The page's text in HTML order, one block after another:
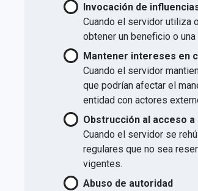
Invocación de
Cuando el servidor utiliza
obtener un beneficio o una
Mantener intereses en
Cuando el servidor
que podrían afectar el
entidad con actores
Obstrucción al acceso
Cuando el servidor se
regulares que no sea
vigentes.
Abuso de autoridad